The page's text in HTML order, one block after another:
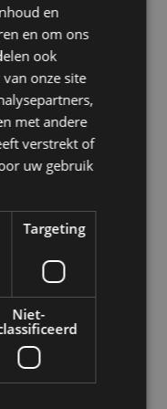
en
chefs zoals Gert
Diepersloot en Roger
iconen als:
Keulen)
Janeiro)
** Frankrijk)
events als een
een herinterpretatie
en tastings met o.a.
en
en om ons
ook
onze site
met andere
verstrekt of
uw gebruik
Targeting
Niet-